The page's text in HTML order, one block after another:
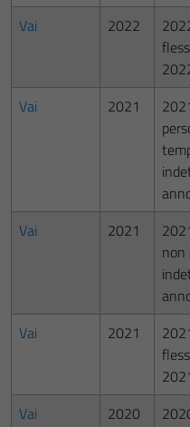
Vai 2022
Vai 2021
Vai 2021
non
Vai 2021
Vai 2020